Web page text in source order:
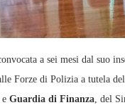
a sei mesi dal suo
Forze di Polizia a tutela
e Guardia di Finanza , del